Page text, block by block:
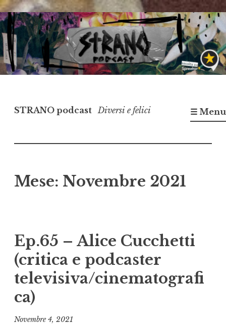
Vai
al
contenuto
STRANO podcast Diversi e felici ☰ Menu
Mese: Novembre 2021
Ep.65 – Alice Cucchetti
(critica e podcaster
televisiva/cinematografi
ca)
Novembre 4, 2021